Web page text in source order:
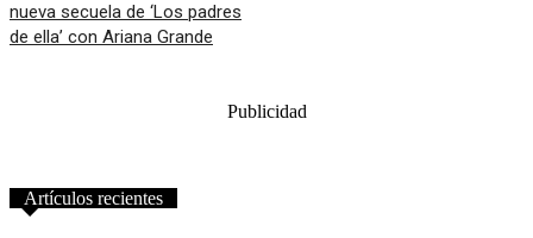
nueva secuela de ‘Los padres
de ella’ con Ariana Grande
Publicidad
Artículos recientes